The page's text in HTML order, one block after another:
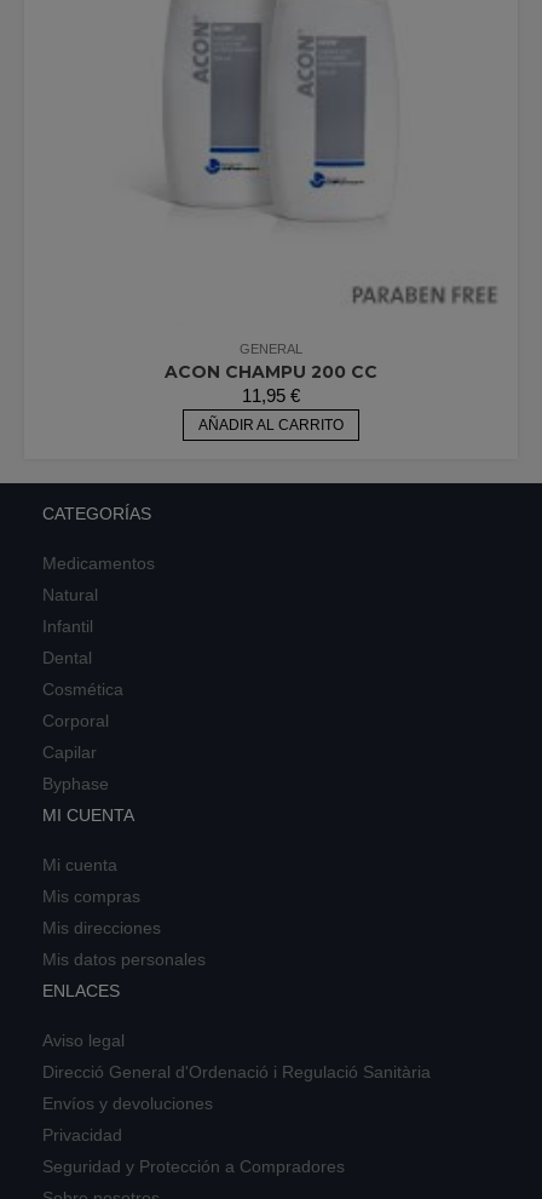
GENERAL
ACON CHAMPU 200 CC
11,95 €
AÑADIR AL CARRITO
CATEGORÍAS
Medicamentos
Natural
Infantil
Dental
Cosmética
Corporal
Capilar
Byphase
MI CUENTA
Mi cuenta
Mis compras
Mis direcciones
Mis datos personales
ENLACES
Aviso legal
Direcció General d'Ordenació i Regulació Sanitària
Envíos y devoluciones
Privacidad
Seguridad y Protección a Compradores